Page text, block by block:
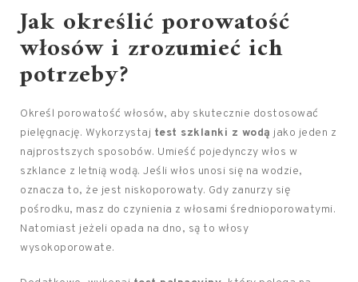
Jak określićporowatość
włosówi zrozumieć ich
potrzeby?
Określ porowatość włosów, aby skutecznie dostosować
pielęgnację. Wykorzystaj test szklanki z wodą jako jeden z
najprostszych sposobów. Umieść pojedynczy włos w
szklance z letnią wodą. Jeśli włos unosi się na wodzie,
oznacza to, że jest niskoporowaty. Gdy zanurzy się
pośrodku, masz do czynienia z włosami średnioporowatymi.
Natomiast jeżeli opada na dno, są to włosy
wysokoporowate.